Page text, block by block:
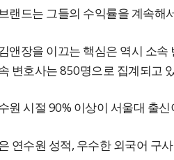
랜드는 그들의 수익률을 계속해
앤장을 이끄는 핵심은 역시 소
변호사는 850명으로 집계되고
원 시절 90% 이상이 서울대 출
연수원 성적, 우수한 외국어 구